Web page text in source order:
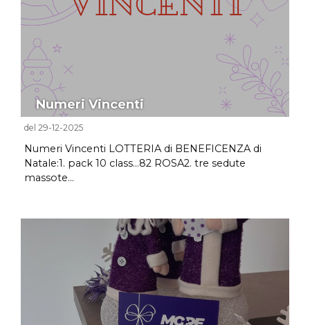
Numeri Vincenti
del 29-12-2025
Numeri Vincenti LOTTERIA di BENEFICENZA di
Natale:1. pack 10 class...82 ROSA2. tre sedute
massote...